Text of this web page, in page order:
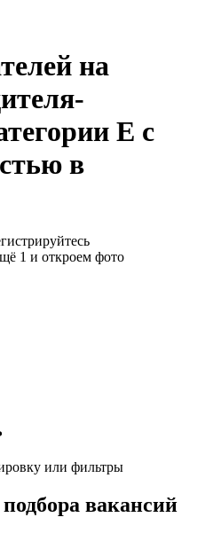
на
Е с
в
1 и откроем фото
или фильтры
вакансий